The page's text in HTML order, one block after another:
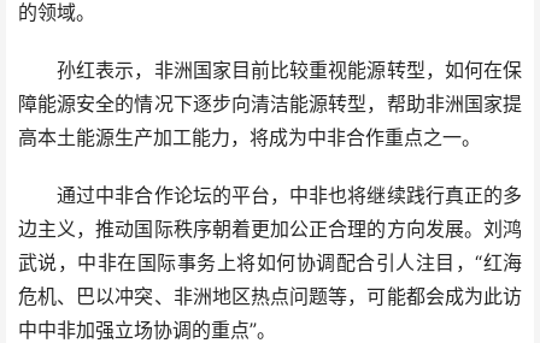
的领域。
孙红表示，非洲国家目前比较重视能源转型，如何在保
障能源安全的情况下逐步向清洁能源转型，帮助非洲国家提
高本土能源生产加工能力，将成为中非合作重点之一。
通过中非合作论坛的平台，中非也将继续践行真正的多
边主义，推动国际秩序朝着更加公正合理的方向发展。刘鸿
武说，中非在国际事务上将如何协调配合引人注目，“红海
危机、巴以冲突、非洲地区热点问题等，可能都会成为此访
中中非加强立场协调的重点”。